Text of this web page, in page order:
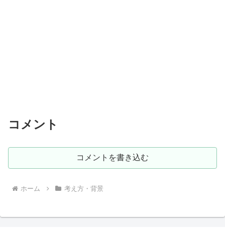
コメント
コメントを書き込む
ホーム 考え方・背景